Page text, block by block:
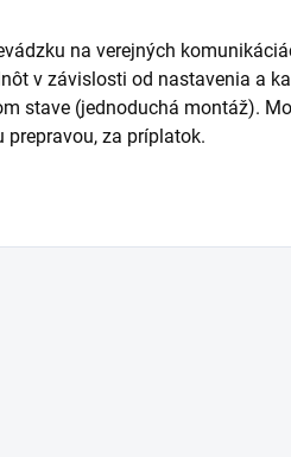
na verejných
v závislosti od nastavenia a
stave (jednoduchá montáž).
za príplatok.